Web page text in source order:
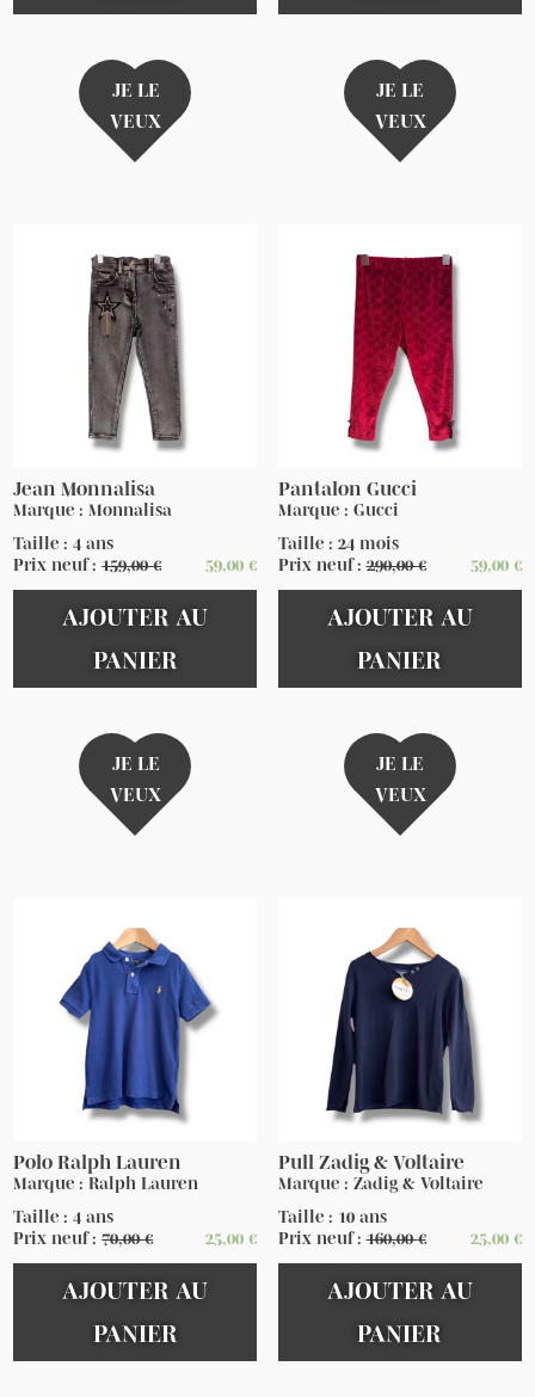
JE LE
VEUX
JE LE
VEUX
Jean Monnalisa
Marque : Monnalisa
Taille : 4 ans
Prix neuf :159,00€ 59,00 €
AJOUTER AU
PANIER
JE LE
VEUX
Pantalon Gucci
Marque : Gucci
Taille : 24 mois
Prix neuf :290,00€ 59,00 €
AJOUTER AU
PANIER
JE LE
VEUX
Polo Ralph Lauren
Marque : Ralph Lauren
Taille : 4 ans
Prix neuf :70,00€ 25,00 €
AJOUTER AU
PANIER
Pull Zadig & Voltaire
Marque : Zadig & Voltaire
Taille : 10 ans
Prix neuf :160,00€ 25,00 €
AJOUTER AU
PANIER